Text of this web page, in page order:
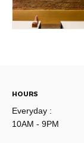
HOURS
Everyday :
10AM - 9PM